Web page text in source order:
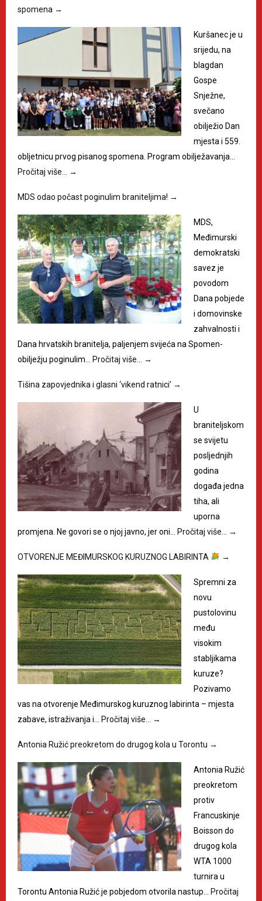
spomena →
Kuršanec je u
srijedu, na
blagdan
Gospe
Snježne,
svečano
obilježio Dan
mjesta i 559.
obljetnicu prvog pisanog spomena. Program obilježavanja…
Pročitaj više…
→
MDS odao počast poginulim braniteljima! →
MDS,
Međimurski
demokratski
savez je
povodom
Dana pobjede
i domovinske
zahvalnosti i
Dana hrvatskih branitelja, paljenjem svijeća na Spomen-
obilježju poginulim…
Pročitaj više… →
Tišina zapovjednika i glasni ‘vikend ratnici’ →
U
braniteljskom
se svijetu
posljednjih
godina
događa jedna
tiha, ali
uporna
promjena. Ne govori se o njoj javno, jer oni…
Pročitaj više… →
OTVORENJE MEĐIMURSKOG KURUZNOG LABIRINTA →
Spremni za
novu
pustolovinu
među
visokim
stabljikama
kuruze?
Pozivamo
vas na otvorenje Međimurskog kuruznog labirinta – mjesta
zabave, istraživanja i…
Pročitaj više… →
Antonia Ružić preokretom do drugog kola u Torontu →
Antonia Ružić
preokretom
protiv
Francuskinje
Boisson do
drugog kola
WTA 1000
turnira u
Torontu Antonia Ružić je pobjedom otvorila nastup…
Pročitaj